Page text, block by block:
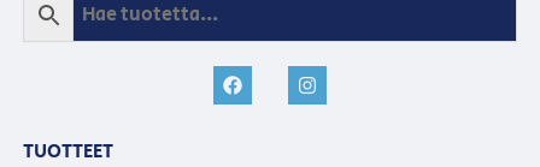
TUOTTEET